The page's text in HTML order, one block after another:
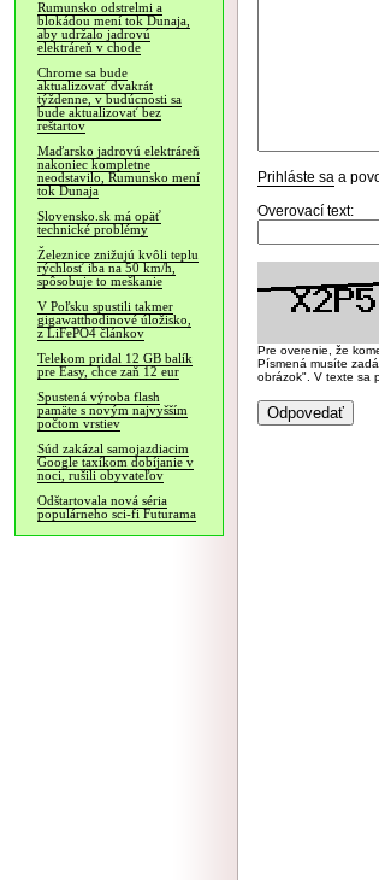
Rumunsko odstrelmi a
blokádou mení tok Dunaja,
aby udržalo jadrovú
elektráreň v chode
Chrome sa bude
aktualizovať dvakrát
týždenne, v budúcnosti sa
bude aktualizovať bez
reštartov
Maďarsko jadrovú elektráreň
nakoniec kompletne
neodstavilo, Rumunsko mení
tok Dunaja
Slovensko.sk má opäť
technické problémy
Železnice znižujú kvôli teplu
rýchlosť iba na 50 km/h,
spôsobuje to meškanie
V Poľsku spustili takmer
gigawatthodinové úložisko,
z LiFePO4 článkov
Telekom pridal 12 GB balík
pre Easy, chce zaň 12 eur
Spustená výroba flash
pamäte s novým najvyšším
počtom vrstiev
Súd zakázal samojazdiacim
Google taxíkom dobíjanie v
noci, rušili obyvateľov
Odštartovala nová séria
populárneho sci-fi Futurama
Prihláste sa a
Overovací text:
Pre overenie, že
Písmená musíte
obrázok". V texte sa